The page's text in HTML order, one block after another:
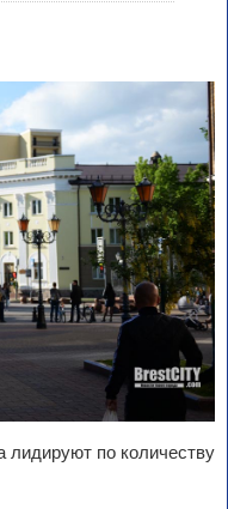
лидируют по количеству